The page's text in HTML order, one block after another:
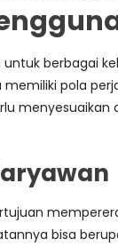
untuk berbagai
memiliki pola
menyesuaikan
bisa